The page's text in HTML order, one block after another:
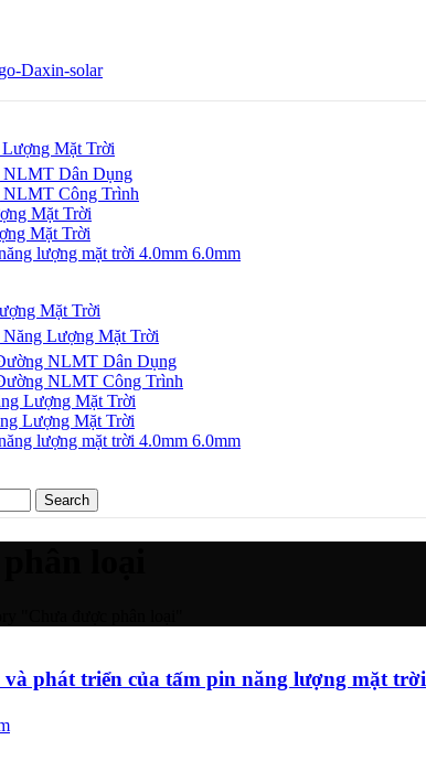
Mặt Trời
Dân Dụng
Công Trình
Mặt Trời
Mặt Trời
lượng mặt trời 4.0mm 6.0mm
Mặt Trời
Lượng Mặt Trời
NLMT Dân Dụng
NLMT Công Trình
Lượng Mặt Trời
Lượng Mặt Trời
lượng mặt trời 4.0mm 6.0mm
Search
phát triển của tấm pin năng lượng mặt trời